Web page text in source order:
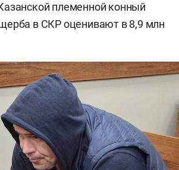
племенной конный
в СКР оценивают в 8,9 млн